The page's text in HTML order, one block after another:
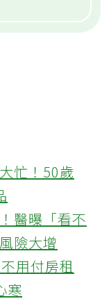
忙！50歲
醫曝「看不
險大增
用付房租
寒